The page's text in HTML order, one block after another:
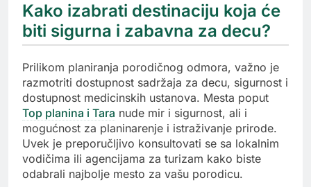
Kako izabrati destinaciju koja će
biti sigurna i zabavna za decu?
Prilikom planiranja porodičnog odmora, važno je
razmotriti dostupnost sadržaja za decu, sigurnost i
dostupnost medicinskih ustanova. Mesta poput
Top planina i Tara nude mir i sigurnost, ali i
mogućnost za planinarenje i istraživanje prirode.
Uvek je preporučljivo konsultovati se sa lokalnim
vodičima ili agencijama za turizam kako biste
odabrali najbolje mesto za vašu porodicu.